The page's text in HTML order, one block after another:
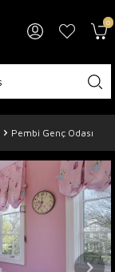
0
Pembi Genç Odası